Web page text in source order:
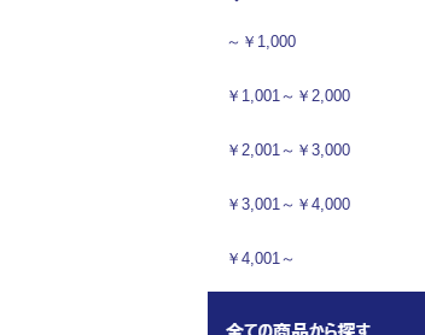
～￥1,000
￥1,001～￥2,000
￥2,001～￥3,000
￥3,001～￥4,000
￥4,001～